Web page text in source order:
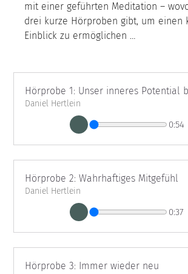
mit einer geführten Meditation –
drei kurze Hörproben gibt, um einen
Einblick zu ermöglichen …
Hörprobe 1: Unser inneres Potential
Daniel Hertlein
0:54
Hörprobe 2: Wahrhaftiges Mitgefühl
Daniel Hertlein
0:37
Hörprobe 3: Immer wieder neu